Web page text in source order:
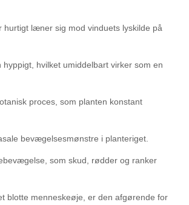
læner sig mod vinduets lyskilde på
hvilket umiddelbart virker som en
proces, som planten konstant
bevægelsesmønstre i planteriget.
som skud, rødder og ranker
blotte menneskeøje, er den afgørende for